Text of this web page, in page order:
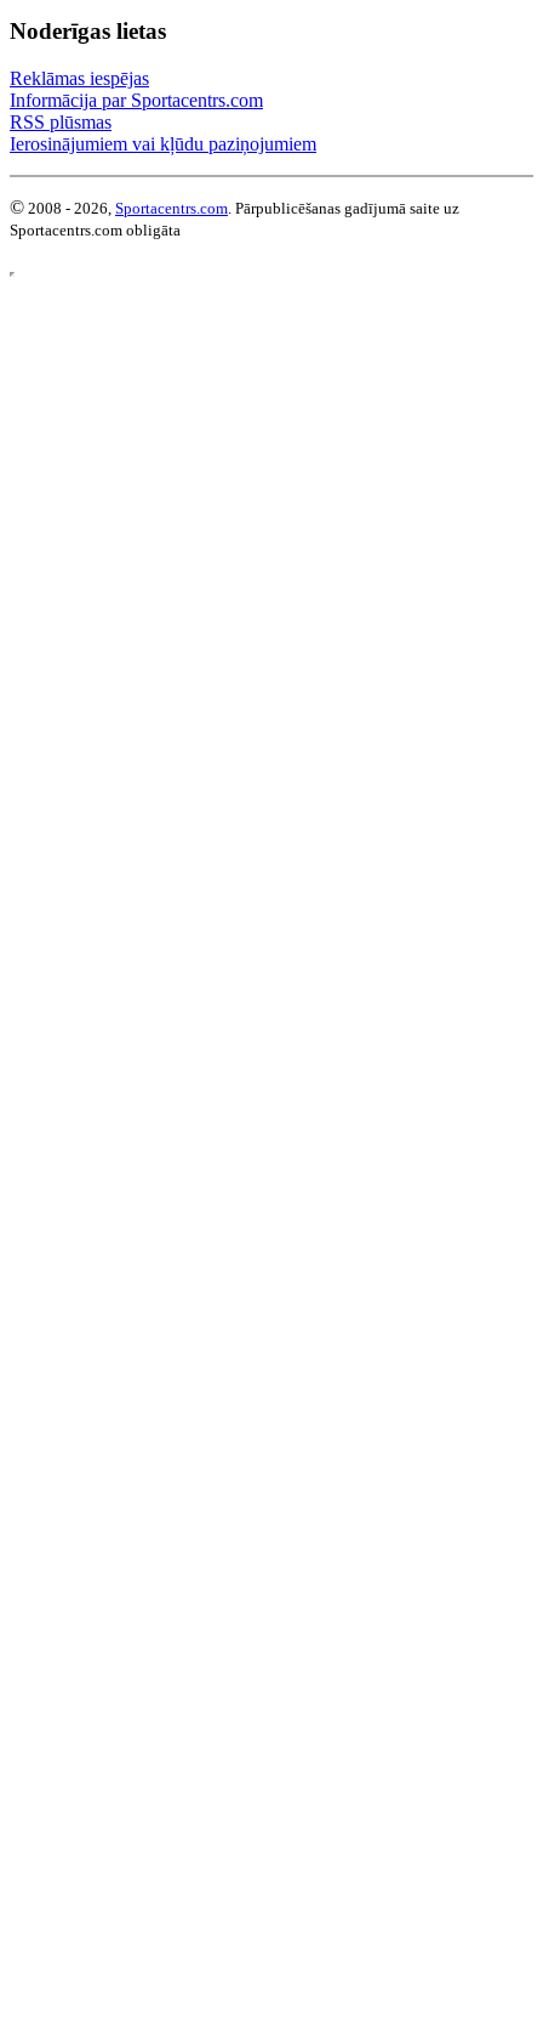
Noderīgas lietas
Reklāmas iespējas
Informācija par Sportacentrs.com
RSS plūsmas
Ierosinājumiem vai kļūdu paziņojumiem
© 2008 - 2026, Sportacentrs.com . Pārpublicēšanas gadījumā saite uz
Sportacentrs.com obligāta